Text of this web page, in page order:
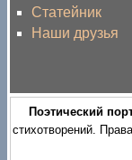
Статейник
Наши друзья
Поэтический
стихотворений.